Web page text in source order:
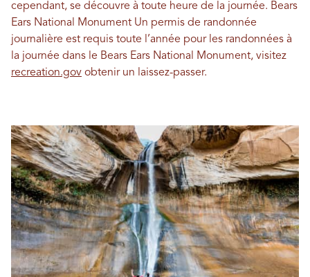
cependant, se découvre à toute heure de la journée. Bears
Ears National Monument Un permis de randonnée
journalière est requis toute l’année pour les randonnées à
la journée dans le Bears Ears National Monument, visitez
recreation.gov obtenir un laissez-passer.